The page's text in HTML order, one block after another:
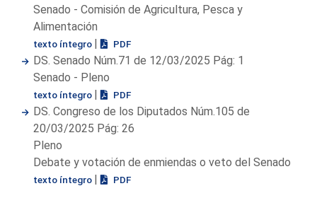
Senado - Comisión de Agricultura, Pesca y
Alimentación
texto íntegro | PDF
DS. Senado Núm.71 de 12/03/2025 Pág: 1
Senado - Pleno
texto íntegro | PDF
DS. Congreso de los Diputados Núm.105 de
20/03/2025 Pág: 26
Pleno
Debate y votación de enmiendas o veto del Senado
texto íntegro | PDF